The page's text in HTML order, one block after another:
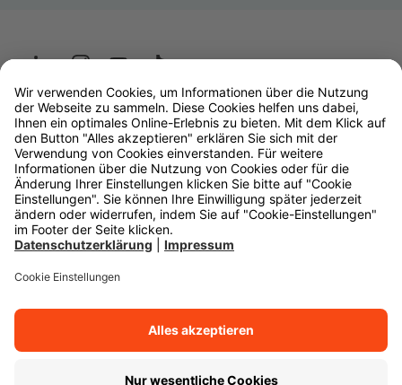
Wüstenrot
W&W Gruppe
OLB Bank
Makler
Impressum
Datenschutz
Rechtliche Hinweise
Cookie-Einstellungen
Zurück zum Anfang